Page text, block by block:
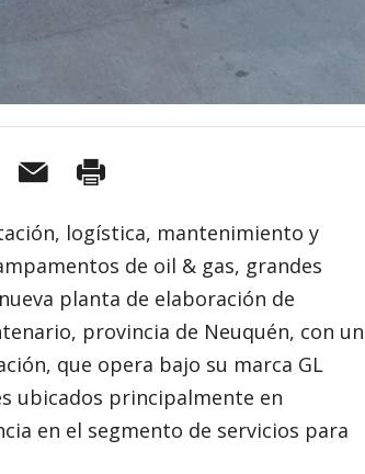
logística, mantenimiento y
de oil & gas, grandes
planta de elaboración de
provincia de Neuquén, con
que opera bajo su marca GL
ubicados principalmente en
en el segmento de servicios para